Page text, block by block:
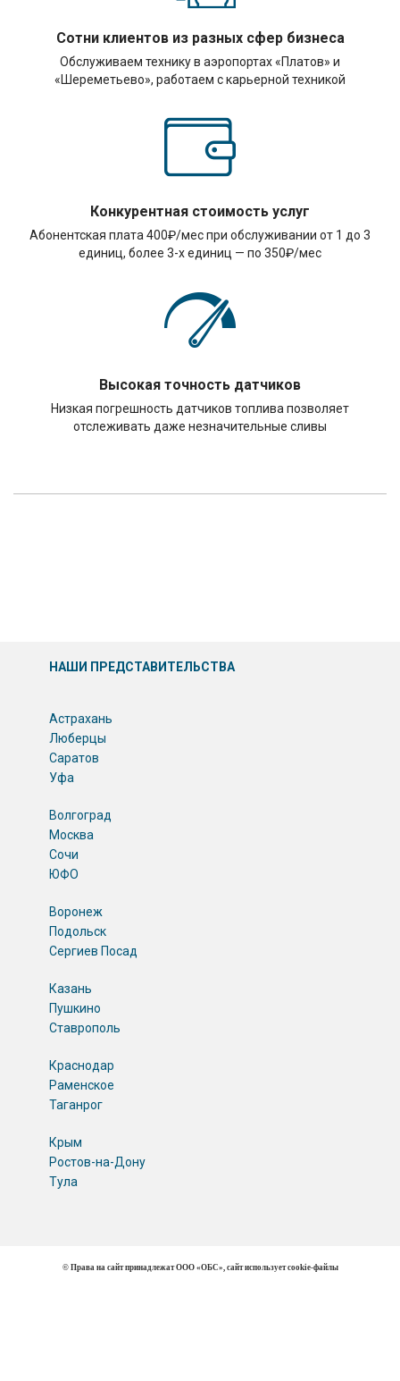
Сотни клиентов из разных сфер бизнеса
Обслуживаем технику в аэропортах «Платов» и
«Шереметьево», работаем с карьерной техникой
Конкурентная стоимость услуг
Абонентская плата 400₽/мес при обслуживании от 1 до 3
единиц, более 3-х единиц — по 350₽/мес
Высокая точность датчиков
Низкая погрешность датчиков топлива позволяет
отслеживать даже незначительные сливы
НАШИ ПРЕДСТАВИТЕЛЬСТВА
Астрахань
Люберцы
Саратов
Уфа
Волгоград
Москва
Сочи
ЮФО
Воронеж
Подольск
Сергиев Посад
Казань
Пушкино
Ставрополь
Краснодар
Раменское
Таганрог
Крым
Ростов-на-Дону
Тула
© Права на сайт принадлежат ООО «ОБС», сайт использует cookie-файлы